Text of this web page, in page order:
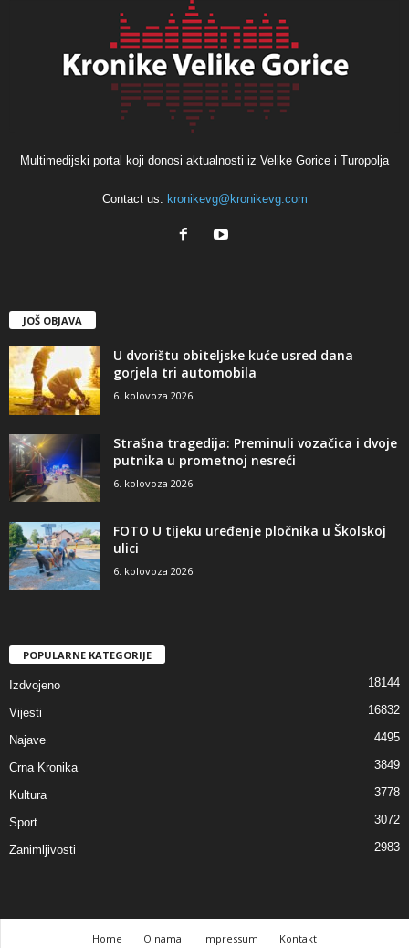
Multimedijski portal koji donosi aktualnosti iz Velike Gorice i Turopolja
Contact us: kronikevg@kronikevg.com
JOŠ OBJAVA
U dvorištu obiteljske kuće usred dana
gorjela tri automobila
6. kolovoza 2026
Strašna tragedija: Preminuli vozačica i dvoje
putnika u prometnoj nesreći
6. kolovoza 2026
FOTO U tijeku uređenje pločnika u Školskoj
ulici
6. kolovoza 2026
POPULARNE KATEGORIJE
Izdvojeno 18144
Vijesti 16832
Najave 4495
Crna Kronika 3849
Kultura 3778
Sport 3072
Zanimljivosti 2983
Home O nama Impressum Kontakt